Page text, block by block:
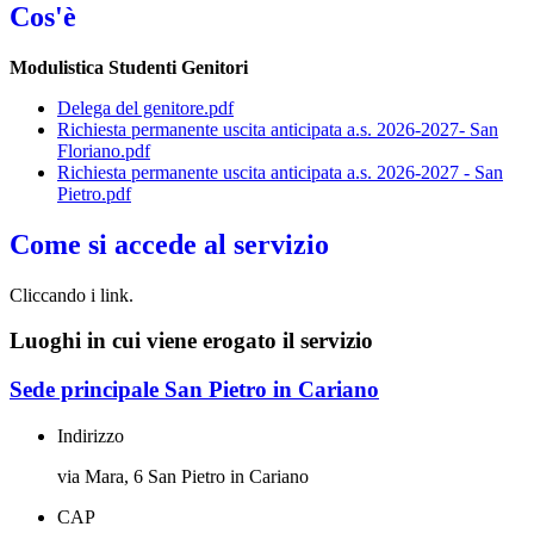
Cos'è
Modulistica Studenti Genitori
Delega del genitore.pdf
Richiesta permanente uscita anticipata a.s. 2026-2027- San
Floriano.pdf
Richiesta permanente uscita anticipata a.s. 2026-2027 - San
Pietro.pdf
Come si accede al servizio
Cliccando i link.
Luoghi in cui viene erogato il servizio
Sede principale San Pietro in Cariano
Indirizzo
via Mara, 6 San Pietro in Cariano
CAP